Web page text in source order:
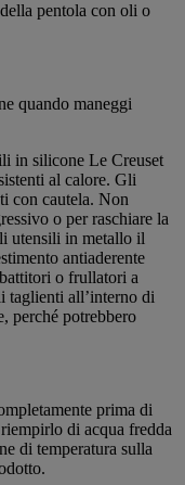
pentola con oli o
quando maneggi
in silicone Le Creuset
al calore. Gli
con cautela. Non
o per raschiare la
utensili in metallo il
antiaderente
o frullatori a
taglienti all’interno di
perché potrebbero
prima di
di acqua fredda
di temperatura sulla